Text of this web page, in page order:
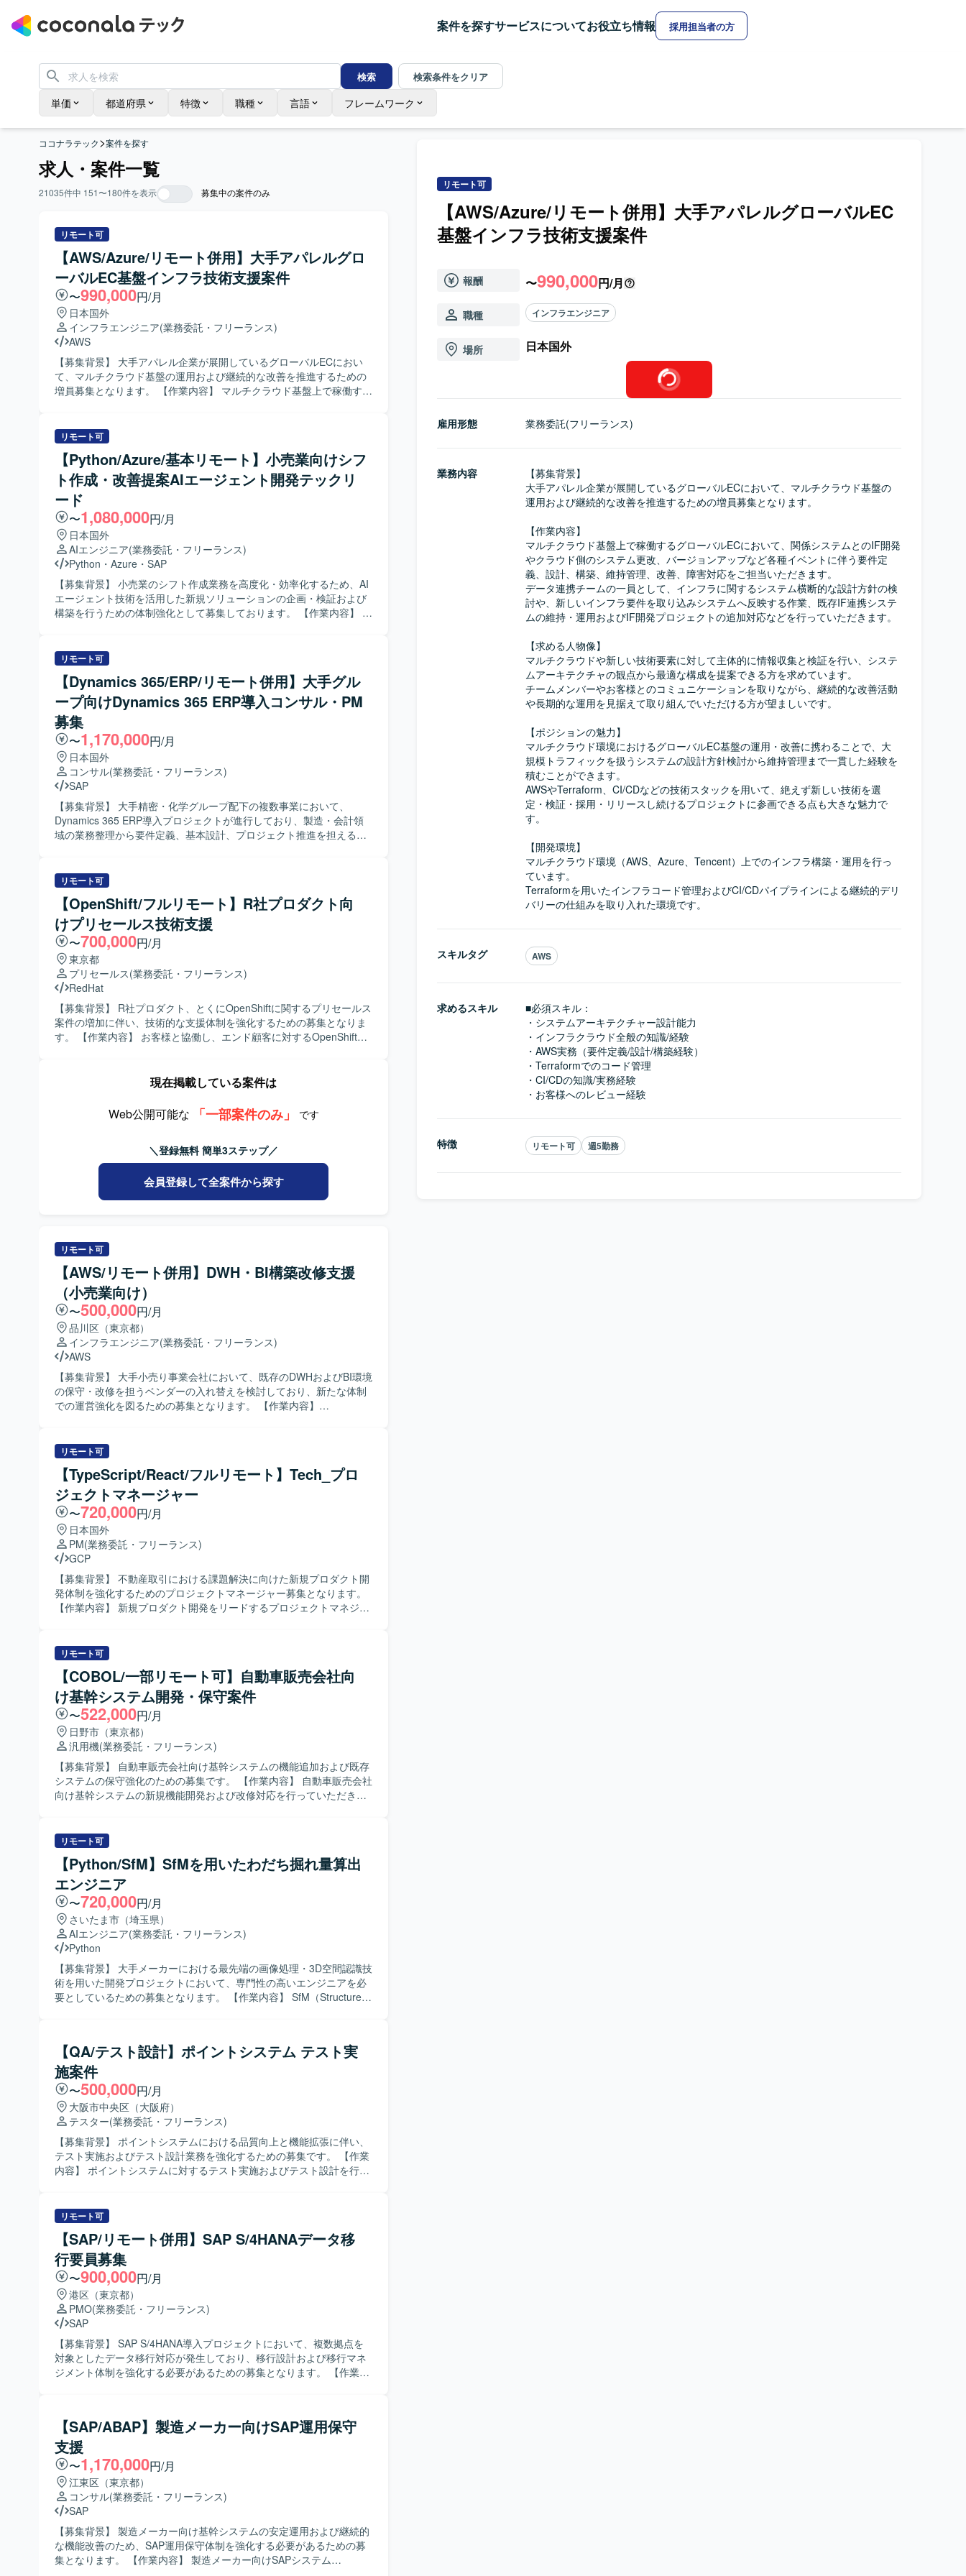
案件を探すサービスについてお役立ち情報 採用担当者の方
検索 検索条件をクリア
単価 都道府県 特徴 職種 言語 フレームワーク
ココナラテック>案件を探す
求人・案件一覧
21035件中 151〜180件を表示 募集中の案件のみ
リモート可
【AWS/Azure/リモート併用】大手アパレルグロ
ーバルEC基盤インフラ技術支援案件
〜990,000円/月
日本国外
インフラエンジニア(業務委託・フリーランス)
AWS
【募集背景】 大手アパレル企業が展開しているグローバルECにおい
て、マルチクラウド基盤の運用および継続的な改善を推進するための
増員募集となります。 【作業内容】 マルチクラウド基盤上で稼働する
計、構築、維持管理、改善、障害対応をご担当いただきます。 データ
連携チームの一員として、インフラに関するシステム横断的な設計方
針の検討や、新しいインフラ要件を取り込みシステムへ反映する作
業、既存IF連携システムの維持・運用およびIF開発プロジェクトの追
加対応などを行っていただきます。 【求める人物像】 マルチクラウド
や新しい技術要素に対して主体的に情報収集と検証を行い、システム
アーキテクチャの観点から最適な構成を提案できる方を求めていま
す。 チームメンバーやお客様とのコミュニケーションを取りながら、
継続的な改善活動や長期的な運用を見据えて取り組んでいただける方
が望ましいです。 【ポジションの魅力】 マルチクラウド環境における
グローバルEC基盤の運用・改善に携わることで、大規模トラフィック
を扱うシステムの設計方針検討から維持管理まで一貫した経験を積む
ことができます。 AWSやTerraform、CI/CDなどの技術スタックを用
いて、絶えず新しい技術を選定・検証・採用・リリースし続けるプロ
ウド環境（AWS、Azure、Tencent）上でのインフラ構築・運用を行っ
ています。 Terraformを用いたインフラコード管理およびCI/CDパイプ
ラインによる継続的デリバリーの仕組みを取り入れた環境です。
リモート可
【Python/Azure/基本リモート】小売業向けシフ
ト作成・改善提案AIエージェント開発テックリ
ード
〜1,080,000円/月
日本国外
AIエンジニア(業務委託・フリーランス)
Python ・ Azure ・ SAP
【募集背景】 小売業のシフト作成業務を高度化・効率化するため、AI
エージェント技術を活用した新規ソリューションの企画・検証および
構築を行うための体制強化として募集しております。 【作業内容】 小
ト作成および改善提案を行うAgentの要件整理、アーキテクチャ検
討、技術選定、設計、実装、評価を担当していただきます。RFP段階
から参画し、Phase0（要件定義／PoC準備）およびPhase1（Agent構
築／評価）まで一貫して推進していただきます。 【求める人物像】 要
件が流動的な環境下でも主体性を持って技術選定や設計方針をリード
できる方を求めております。また、ステークホルダーとのコミュニケ
ーションを通じて課題を整理し、AIエージェントの価値最大化に向け
た提案や改善を積極的に行っていただける方が望ましいです。 【ポジ
ションの魅力】 RFP段階から参画し、要件定義からPoC、Agent構
築・評価まで上流工程を含めた全体に関与できるポジションです。最
新のLLM・AIエージェント技術やMicrosoft系プラットフォームを活用
しながら、業務プロセス変革に直結するソリューションを企画・設計
できる点が魅力です。テックリードとして、技術選定やアーキテクチ
ャ設計を主導し、今後の展開を見据えた技術的な方向性を決めていく
ンド開発を中心に、LLMおよびAIエージェント関連技術、Microsoft
AzureおよびMicrosoft AI Platform、Agent Framework、Foundry系サ
ービス、Fabric環境などを組み合わせた構成を想定しております。
リモート可
【Dynamics 365/ERP/リモート併用】大手グル
ープ向けDynamics 365 ERP導入コンサル・PM
募集
〜1,170,000円/月
日本国外
コンサル(業務委託・フリーランス)
SAP
【募集背景】 大手精密・化学グループ配下の複数事業において、
Dynamics 365 ERP導入プロジェクトが進行しており、製造・会計領
域の業務整理から要件定義、基本設計、プロジェクト推進を担える上
定義および基本設計を実施いたします。 ・Fit-to-Standard（BC）、
Fit & Gap（FO）の観点で現行業務と標準機能の差分整理、課題抽
出、対応方針の検討を行います。 ・製造または会計領域における業務
プロセスの整理や、業務フロー・業務要件の整理・ドキュメント化を
行います。 ・中堅向けERP（BC）導入や製造・会計向けERP（FO）
導入など、複数プロジェクトにまたがり上流工程をリードいただきま
す。 ・プロジェクト全体の進行管理、課題管理、ステークホルダーと
の調整などPM/PMOとしての活動を行います。 【求める人物像】 ・
製造または会計領域のドメイン知識を活かしながら、顧客と対話し業
務要件を整理していく姿勢をお持ちの方を求めています。 ・複数の関
係者が関わるプロジェクトにおいて、状況を整理しながら主体的に課
題解決を進められる方を歓迎いたします。 ・新しいERP製品やクラウ
手グループにおける複数のDynamics 365 ERP導入プロジェクトに参
画し、製造・会計領域の上流工程から携わることができます。 ・
D365未経験であっても、他ERPでの上流経験を活かしながら新たな製
品知識を習得する機会がございます。 ・コンサルタント、PM/PMOな
Central（BC）、Dynamics 365 Finance & Operations（FO） ・その
他：Power BI、Power Platform
リモート可
【OpenShift/フルリモート】R社プロダクト向
けプリセールス技術支援
〜700,000円/月
東京都
プリセールス(業務委託・フリーランス)
RedHat
【募集背景】 R社プロダクト、とくにOpenShiftに関するプリセールス
案件の増加に伴い、技術的な支援体制を強化するための募集となりま
す。 【作業内容】 お客様と協働し、エンド顧客に対するOpenShiftを
支援、提案資料の作成や技術的な説明、客先提案時の技術支援などを
に関心を持ち、自ら考えて行動できる方を求めています。関係者との
コミュニケーションを円滑に行いながら、顧客価値を意識して提案内
OpenShiftをはじめとしたR社プロダクトに深く関わりながら、さまざ
まな業種のエンド顧客に対して技術提案ができるポジションです。プ
リセールスとしての経験を積みつつ、最新のコンテナ基盤技術や関連
ソリューションに継続的に触れられる環境です。 【開発環境】
現在掲載している案件は
Web公開可能な
「一部案件のみ」 です
＼登録無料 簡単3ステップ／
会員登録して全案件から探す
リモート可
【AWS/リモート併用】DWH・BI構築改修支援
（小売業向け）
〜500,000円/月
品川区（東京都）
インフラエンジニア(業務委託・フリーランス)
AWS
【募集背景】 大手小売り事業会社において、既存のDWHおよびBI環境
の保守・改修を担うベンダーの入れ替えを検討しており、新たな体制
での運営強化を図るための募集となります。 【作業内容】
は、基本設計、詳細設計、プログラム設計、コーディング、品質管理
計画および受入テスト計画の策定・実施など、設計から実装・テスト
まで一連の工程をご担当いただきます。 【求める人物像】 エンドユー
ザー部門と円滑にコミュニケーションを取りながら業務を進められる
方を求めています。分析系システムの特性を理解し、業務要件を踏ま
えたうえで柔軟かつ主体的に保守・改修を進められる方にご活躍いた
だきたいと考えております。 【ポジションの魅力】 大手小売り事業会
社の分析基盤に関わることで、ビジネスに直結するデータ活用の現場
を経験できる環境です。リーダーポジションではプロジェクトマネジ
メントやメンバーマネジメントを通じてマネジメントスキルを高める
ことができ、メンバーポジションでは設計から実装・保守まで幅広い
工程を経験することができます。 【開発環境】 AWS上の
リモート可
【TypeScript/React/フルリモート】Tech_プロ
ジェクトマネージャー
〜720,000円/月
日本国外
PM(業務委託・フリーランス)
GCP
【募集背景】 不動産取引における課題解決に向けた新規プロダクト開
発体制を強化するためのプロジェクトマネージャー募集となります。
【作業内容】 新規プロダクト開発をリードするプロジェクトマネジメ
ク進捗管理、スプリントレトロスペクティブの実施を行っていただき
ます。また、課題管理やリスク管理などのプロジェクト実行管理、プ
ロダクトの品質管理および品質向上施策の実践もお任せいたします。
さらに、スクラムマスターとしてスクラムチームの運営を行っていた
だきます。 【求める人物像】 プロジェクトの目的やゴールを理解し、
自律的に計画立案と推進ができる方を求めております。関係者とのコ
ミュニケーションを円滑に行い、課題やリスクを整理しながら着実に
プロジェクトを前進させられる方にご活躍いただきたいと考えており
ます。スクラムチームの一員としてチームワークを重視しつつ、改善
提案や品質向上に主体的に取り組める方を歓迎いたします。 【ポジシ
ョンの魅力】 不動産取引における課題解決という社会的インパクトの
したプロジェクト運営を通じて、マネジメントスキルやアジャイル開
発の知見をさらに深めていただけます。プロダクトの成長とともに、
ご自身のキャリアやスキルの拡張も実感いただける環境となっており
ます。 【開発環境】 フロントエンドはTypeScript、React.js、Next.js
を利用しております。バックエンドはTypeScript、Node.js、Pythonを
用いて開発を行っております。インフラはGoogle Cloud Platformおよ
びCDKTFを採用しており、Slack、Notion、Github、Google
Workspaceなどのツールを活用してプロジェクト運営と情報共有を行
っております。
リモート可
【COBOL/一部リモート可】自動車販売会社向
け基幹システム開発・保守案件
〜522,000円/月
日野市（東京都）
汎用機(業務委託・フリーランス)
【募集背景】 自動車販売会社向け基幹システムの機能追加および既存
システムの保守強化のための募集です。 【作業内容】 自動車販売会社
向け基幹システムの新規機能開発および改修対応を行っていただきま
～開発、テストまで一連の工程をお任せいたします。 【求める人物
像】 業務システム開発において主体的にタスクを遂行できる方を求め
ています。 既存システムの仕様を理解しながら、関係者とコミュニケ
ーションを取りつつ着実に開発・改修を進められる方が望ましいで
す。 【ポジションの魅力】 基幹システムの開発・保守を通じて、業務
フローや会計周りの知見を身につけていただけます。 長期的な保守開
発に関わることで、レガシーシステムの改善や安定運用に貢献できる
ポジションです。 【開発環境】 COBOLを中心とした基幹系システム
開発環境です。
リモート可
【Python/SfM】SfMを用いたわだち掘れ量算出
エンジニア
〜720,000円/月
さいたま市（埼玉県）
AIエンジニア(業務委託・フリーランス)
Python
【募集背景】 大手メーカーにおける最先端の画像処理・3D空間認識技
術を用いた開発プロジェクトにおいて、専門性の高いエンジニアを必
要としているための募集となります。 【作業内容】 SfM（Structure
の解析および計測精度の検証・改善まで一連の工程を実施していただ
きます。 【求める人物像】 仮説検証を自走して繰り返せる方を求めて
います。また、チーム内でコミュニケーションを取りながら協調的に
業務を進められる方を歓迎いたします。 【ポジションの魅力】 最先端
のコンピュータビジョンおよびSfM技術を活用し、実世界の計測・評
価に直結するシステム開発に携わっていただけます。アルゴリズム設
計から検証・改善まで一気通貫で関われるため、専門性を高めつつ幅
広い工程を経験できるポジションです。 【開発環境】 Pythonおよび
OpenCV、NumPy、SciPyなどの数値計算ライブラリを用いた開発環
【QA/テスト設計】ポイントシステム テスト実
施案件
〜500,000円/月
大阪市中央区（大阪府）
テスター(業務委託・フリーランス)
【募集背景】 ポイントシステムにおける品質向上と機能拡張に伴い、
テスト実施およびテスト設計業務を強化するための募集です。 【作業
内容】 ポイントシステムに対するテスト実施およびテスト設計を行っ
ス作成、E2E等の自動化テスト設計・実施、テスト結果の整理および
不具合起票・管理などの品質管理・QA業務を担当していただきます。
【求める人物像】 複雑な仕様や業務フローを自ら理解し、抜け漏れの
ないテスト設計を主体的に進められる方を求めています。開発メンバ
ーや関係者とコミュニケーションを取りながら、品質向上の観点で改
善提案ができる方です。 【ポジションの魅力】 ポイントシステムにお
ける銀行・カード連携など、多数の外部システムとの連携を伴う大規
模システムの品質管理に携わることができます。テスト設計から自動
化まで一連のQA業務を経験できるため、品質保証エンジニアとしての
スキル向上が期待できます。 【開発環境】 ポイントシステムを対象と
したファイル連携およびAPI連携を含むシステム環境でのテスト設計お
よびテスト自動化環境を利用していただきます。
リモート可
【SAP/リモート併用】SAP S/4HANAデータ移
行要員募集
〜900,000円/月
港区（東京都）
PMO(業務委託・フリーランス)
SAP
【募集背景】 SAP S/4HANA導入プロジェクトにおいて、複数拠点を
対象としたデータ移行対応が発生しており、移行設計および移行マネ
ジメント体制を強化する必要があるための募集となります。 【作業内
しと整理、移行方針や移行設計内容の理解と関係者への説明、移行に
関する各種マネジメント業務などをご担当いただきます。また、状況
に応じて移行計画や手順書作成などのドキュメント作成支援も行って
いただきます。 【求める人物像】 SAPデータ移行の経験を活かしつ
つ、関係者と円滑にコミュニケーションを取りながら、進捗や課題を
主体的に管理いただける方を求めています。複数拠点・多くのステー
クホルダーが関わる環境の中で、状況を整理しながら粘り強く調整を
進められる方にマッチするポジションです。 【ポジションの魅力】 大
規模なSAP S/4HANA導入プロジェクトにおいて、データ移行領域の中
核メンバーとして参画いただけるポジションです。複数拠点を巻き込
【SAP/ABAP】製造メーカー向けSAP運用保守
支援
〜1,170,000円/月
江東区（東京都）
コンサル(業務委託・フリーランス)
SAP
【募集背景】 製造メーカー向け基幹システムの安定運用および継続的
な機能改善のため、SAP運用保守体制を強化する必要があるための募
集となります。 【作業内容】 製造メーカー向けSAPシステム
リモート可
【AWS/Azure/リモート併用】大手アパレルグローバルEC
基盤インフラ技術支援案件
報酬 〜990,000円/月
職種 インフラエンジニア
場所 日本国外
雇用形態 業務委託(フリーランス)
業務内容
【募集背景】
大手アパレル企業が展開しているグローバルECにおいて、マルチクラウド基盤の
運用および継続的な改善を推進するための増員募集となります。
【作業内容】
マルチクラウド基盤上で稼働するグローバルECにおいて、関係システムとのIF開発
やクラウド側のシステム更改、バージョンアップなど各種イベントに伴う要件定
義、設計、構築、維持管理、改善、障害対応をご担当いただきます。
データ連携チームの一員として、インフラに関するシステム横断的な設計方針の検
討や、新しいインフラ要件を取り込みシステムへ反映する作業、既存IF連携システ
ムの維持・運用およびIF開発プロジェクトの追加対応などを行っていただきます。
【求める人物像】
マルチクラウドや新しい技術要素に対して主体的に情報収集と検証を行い、システ
ムアーキテクチャの観点から最適な構成を提案できる方を求めています。
チームメンバーやお客様とのコミュニケーションを取りながら、継続的な改善活動
や長期的な運用を見据えて取り組んでいただける方が望ましいです。
【ポジションの魅力】
マルチクラウド環境におけるグローバルEC基盤の運用・改善に携わることで、大
規模トラフィックを扱うシステムの設計方針検討から維持管理まで一貫した経験を
積むことができます。
AWSやTerraform、CI/CDなどの技術スタックを用いて、絶えず新しい技術を選
定・検証・採用・リリースし続けるプロジェクトに参画できる点も大きな魅力で
す。
【開発環境】
マルチクラウド環境（AWS、Azure、Tencent）上でのインフラ構築・運用を行っ
ています。
Terraformを用いたインフラコード管理およびCI/CDパイプラインによる継続的デリ
バリーの仕組みを取り入れた環境です。
スキルタグ AWS
求めるスキル
■必須スキル：
・システムアーキテクチャー設計能力
・インフラクラウド全般の知識/経験
・AWS実務（要件定義/設計/構築経験）
・Terraformでのコード管理
・CI/CDの知識/実務経験
・お客様へのレビュー経験
特徴 リモート可 週5勤務